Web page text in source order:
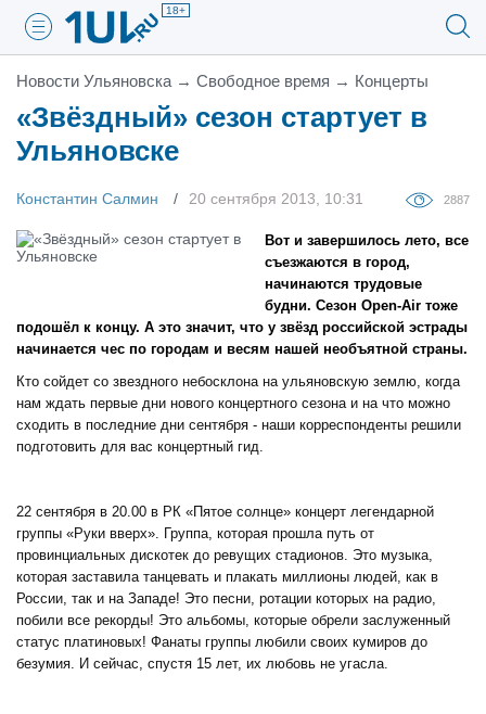
18+
Новости Ульяновска → Свободное время → Концерты
«Звёздный» сезон стартует в
Ульяновске
Константин Салмин 20 сентября 2013, 10:31 2887
Вот и завершилось лето, все
съезжаются в город,
начинаются трудовые
будни. Сезон Open-Air тоже
подошёл к концу. А это значит, что у звёзд российской эстрады
начинается чес по городам и весям нашей необъятной страны.
Кто сойдет со звездного небосклона на ульяновскую землю, когда
нам ждать первые дни нового концертного сезона и на что можно
сходить в последние дни сентября - наши корреспонденты решили
подготовить для вас концертный гид.
22 сентября в 20.00 в РК «Пятое солнце» концерт легендарной
группы «Руки вверх». Группа, которая прошла путь от
провинциальных дискотек до ревущих стадионов. Это музыка,
которая заставила танцевать и плакать миллионы людей, как в
России, так и на Западе! Это песни, ротации которых на радио,
побили все рекорды! Это альбомы, которые обрели заслуженный
статус платиновых! Фанаты группы любили своих кумиров до
безумия. И сейчас, спустя 15 лет, их любовь не угасла.